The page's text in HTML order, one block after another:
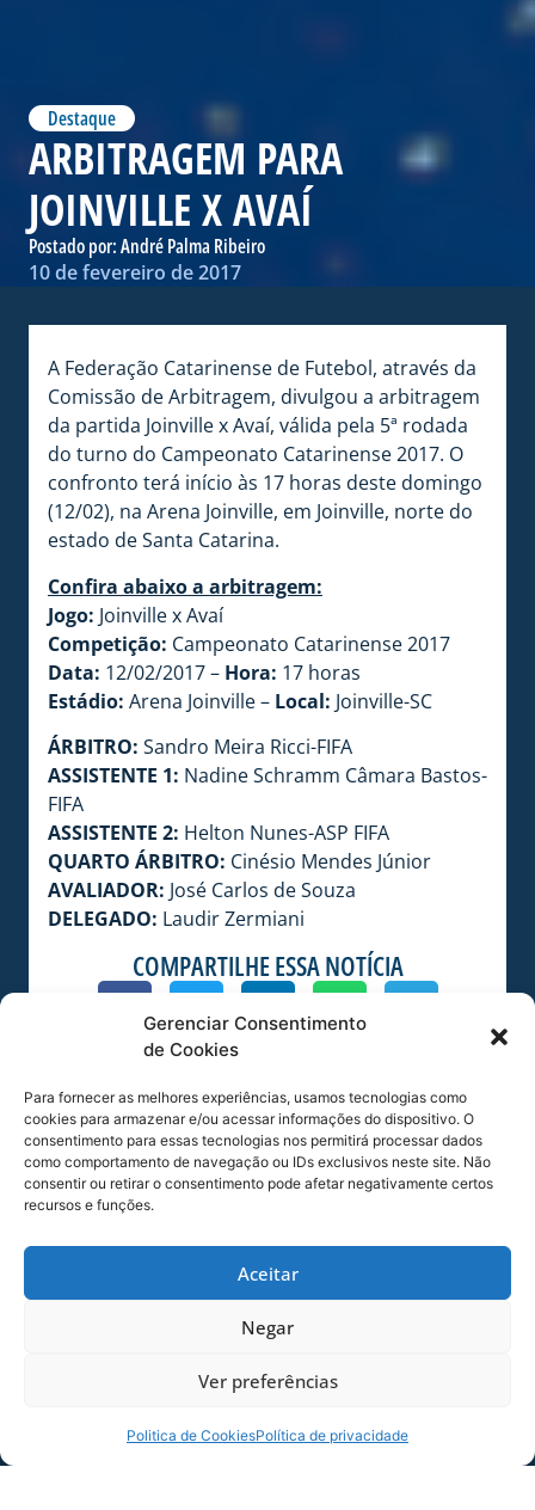
Gerenciar Consentimento
de Cookies
Para fornecer as melhores experiências, usamos tecnologias como
cookies para armazenar e/ou acessar informações do dispositivo. O
consentimento para essas tecnologias nos permitirá processar dados
como comportamento de navegação ou IDs exclusivos neste site. Não
consentir ou retirar o consentimento pode afetar negativamente certos
recursos e funções.
Aceitar
Negar
Ver preferências
Politica de CookiesPolítica de privacidade
Destaque
ARBITRAGEM PARA
JOINVILLE X AVAÍ
Postado por:André Palma Ribeiro
10 de fevereiro de 2017
A Federação Catarinense de Futebol, através da
Comissão de Arbitragem, divulgou a arbitragem
da partida Joinville x Avaí, válida pela 5ª rodada
do turno do Campeonato Catarinense 2017. O
confronto terá início às 17 horas deste domingo
(12/02), na Arena Joinville, em Joinville, norte do
estado de Santa Catarina.
Confira abaixo a arbitragem:
Jogo: Joinville x Avaí
Competição: Campeonato Catarinense 2017
Data: 12/02/2017 – Hora: 17 horas
Estádio: Arena Joinville – Local: Joinville-SC
ÁRBITRO: Sandro Meira Ricci-FIFA
ASSISTENTE 1: Nadine Schramm Câmara Bastos-
FIFA
ASSISTENTE 2: Helton Nunes-ASP FIFA
QUARTO ÁRBITRO: Cinésio Mendes Júnior
AVALIADOR: José Carlos de Souza
DELEGADO: Laudir Zermiani
COMPARTILHE ESSA NOTÍCIA
MAIS NOTÍCIAS
SERVIÇO DE JOGO: AVAÍ X CRB-AL, PELA
21ª RODADA DA SÉRIE B
é dia de Avaí na Ressacada pela Série B!